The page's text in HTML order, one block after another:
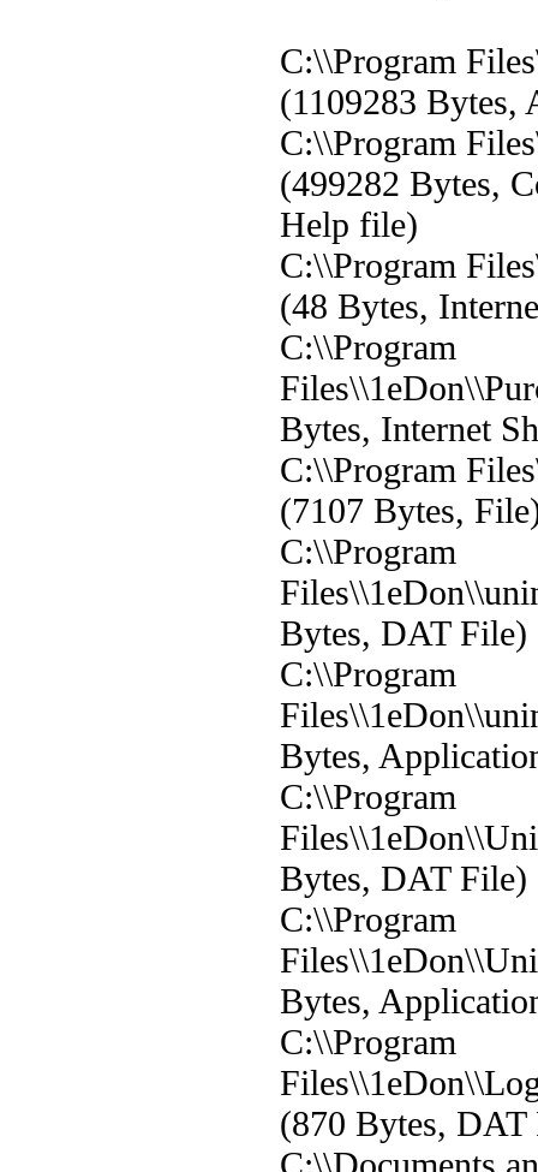
C:\\Program
(1109283 Bytes,
C:\\Program
(499282 Bytes,
Help file)
C:\\Program
(48 Bytes,
C:\\Program
Bytes, Internet
C:\\Program
(7107 Bytes,
C:\\Program
Bytes, DAT File)
C:\\Program
Bytes,
C:\\Program
Bytes, DAT File)
C:\\Program
Bytes,
C:\\Program
(870 Bytes, DAT
C:\\Documents